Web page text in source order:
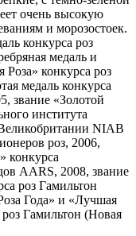
очень высокую
и морозостоек.
конкурса роз
медаль и
конкурса роз
медаль конкурса
звание «Золотой
института
NIAB
роз, 2006,
конкурса
AARS, 2008, звание
роз Гамильтон
Года» и «Лучшая
Гамильтон (Новая